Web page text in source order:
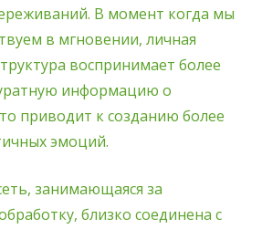
В момент когда мы
в мгновении, личная
воспринимает более
информацию о
приводит к созданию более
эмоций.
занимающаяся за
близко соединена с